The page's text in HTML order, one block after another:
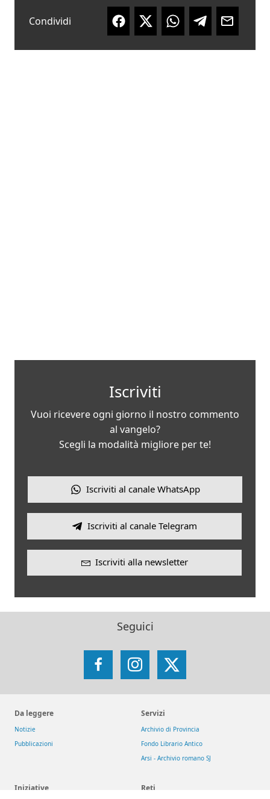
Condividi
Iscriviti
Vuoi ricevere ogni giorno il nostro commento
al vangelo?
Scegli la modalità migliore per te!
Iscriviti al canale WhatsApp
Iscriviti al canale Telegram
Iscriviti alla newsletter
Seguici
FacebookInstagram
X
Da leggere
Notizie
Pubblicazioni
Servizi
Archivio di Provincia
Fondo Librario Antico
Arsi - Archivio romano SJ
Iniziative Reti